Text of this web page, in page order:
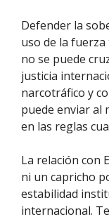
Defender la
uso de la
no se puede
justicia
narcotráfico y
puede enviar al
en las reglas
La relación con
ni un capricho
estabilidad
internacional.